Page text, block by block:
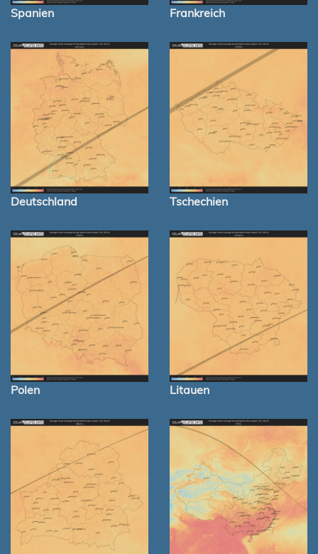
Spanien Frankreich
Deutschland Tschechien
Polen Litauen